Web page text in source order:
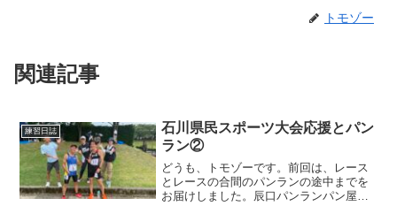
トモゾー
関連記事
練習日誌
石川県民スポーツ大会応援とパン
ラン②
どうも、トモゾーです。前回は、レース
とレースの合間のパンランの途中までを
お届けしました。辰口パンランパン屋へ